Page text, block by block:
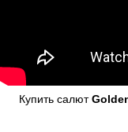
Купить салют